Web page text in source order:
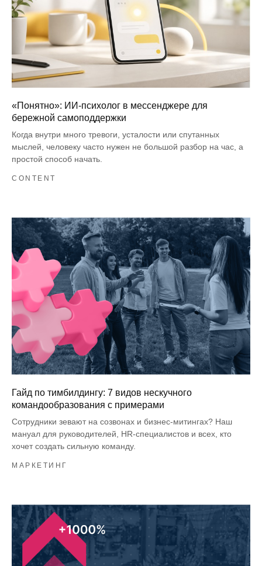
«Понятно»: ИИ-психолог в мессенджере для
бережной самоподдержки
Когда внутри много тревоги, усталости или спутанных
мыслей, человеку часто нужен не большой разбор на час, а
простой способ начать.
CONTENT
Гайд по тимбилдингу: 7 видов нескучного
командообразования с примерами
Сотрудники зевают на созвонах и бизнес-митингах? Наш
мануал для руководителей, HR-специалистов и всех, кто
хочет создать сильную команду.
МАРКЕТИНГ